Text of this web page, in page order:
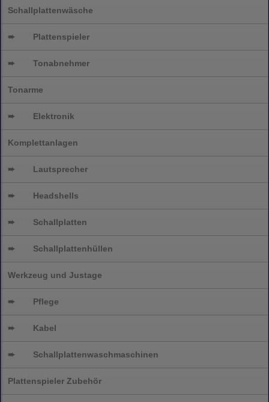
Schallplattenwäsche
➨ Plattenspieler
➨ Tonabnehmer
Tonarme
➨ Elektronik
Komplettanlagen
➨ Lautsprecher
➨ Headshells
➨ Schallplatten
➨ Schallplattenhüllen
Werkzeug und Justage
➨ Pflege
➨ Kabel
➨ Schallplattenwaschmaschinen
Plattenspieler Zubehör